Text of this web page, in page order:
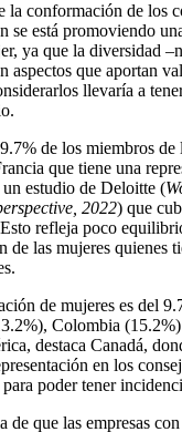
la conformación de los
se está promoviendo
ya que la diversidad
que aportan
llevaría a
de los miembros de
que tiene una
estudio de Deloitte (
, 2022) que
refleja poco
de las mujeres quienes
de mujeres es del
Colombia
destaca Canadá,
en los
poder tener
de que las empresas